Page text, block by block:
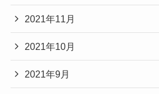
2021年11月
2021年10月
2021年9月